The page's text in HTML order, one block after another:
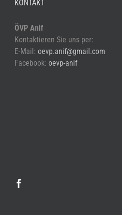
KONTAKT
ÖVP Anif
Kontaktieren Sie uns per:
E-Mail: oevp.anif@gmail.com
Facebook: oevp-anif